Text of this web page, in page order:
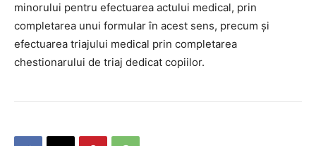
minorului pentru efectuarea actului medical, prin
completarea unui formular în acest sens, precum și
efectuarea triajului medical prin completarea
chestionarului de triaj dedicat copiilor.